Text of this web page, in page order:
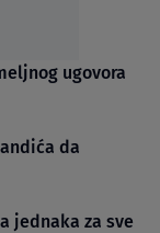
ugovora
da
jednaka za sve